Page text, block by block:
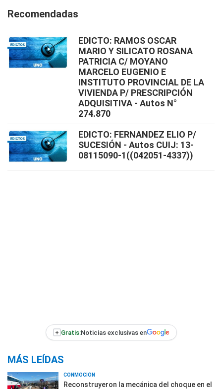
Recomendadas
EDICTO: RAMOS OSCAR
MARIO Y SILICATO ROSANA
PATRICIA C/ MOYANO
MARCELO EUGENIO E
INSTITUTO PROVINCIAL DE LA
VIVIENDA P/ PRESCRIPCIÓN
ADQUISITIVA - Autos N°
274.870
EDICTO: FERNANDEZ ELIO P/
SUCESIÓN - Autos CUIJ: 13-
08115090-1((042051-4337))
+ Gratis:Noticias exclusivas en
MÁS LEÍDAS
CONMOCIÓN
Reconstruyeron la mecánica del choque en el